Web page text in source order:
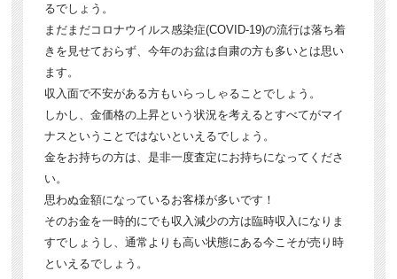
るでしょう。
まだまだコロナウイルス感染症(COVID-19)の流行は落ち着
きを見せておらず、今年のお盆は自粛の方も多いとは思い
ます。
収入面で不安がある方もいらっしゃることでしょう。
しかし、金価格の上昇という状況を考えるとすべてがマイ
ナスということではないといえるでしょう。
金をお持ちの方は、是非一度査定にお持ちになってくださ
い。
思わぬ金額になっているお客様が多いです！
そのお金を一時的にでも収入減少の方は臨時収入になりま
すでしょうし、通常よりも高い状態にある今こそが売り時
といえるでしょう。